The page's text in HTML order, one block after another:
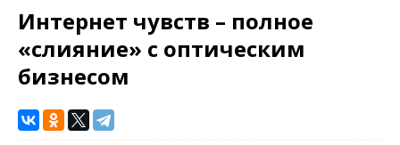
Интернет чувств – полное
«слияние» с оптическим
бизнесом